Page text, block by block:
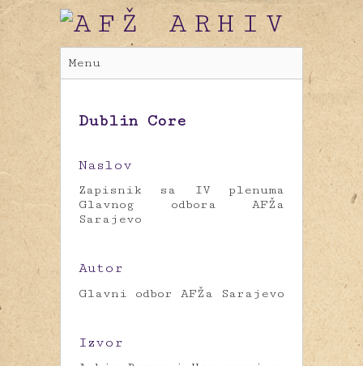
Menu
Dublin Core
Naslov
Zapisnik sa IV plenuma
Glavnog odbora AFŽa
Sarajevo
Autor
Glavni odbor AFŽa Sarajevo
Izvor